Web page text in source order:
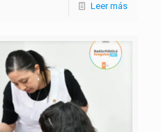
Leer más